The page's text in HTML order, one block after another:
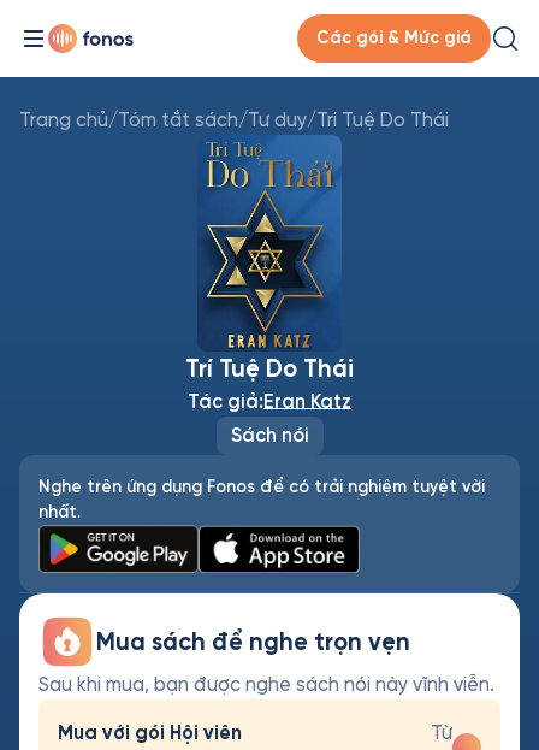
Các gói & Mức giá
Trang chủ/Tóm tắt sách/Tư duy/Trí Tuệ Do Thái
Sách nói
Trí Tuệ Do Thái
Tác giả:Eran Katz
Nghe trên ứng dụng Fonos để có trải nghiệm tuyệt vời
nhất.
Mua sách để nghe trọn vẹn
Sau khi mua, bạn được nghe sách nói này vĩnh viễn.
Mua với gói Hội viên
Từ